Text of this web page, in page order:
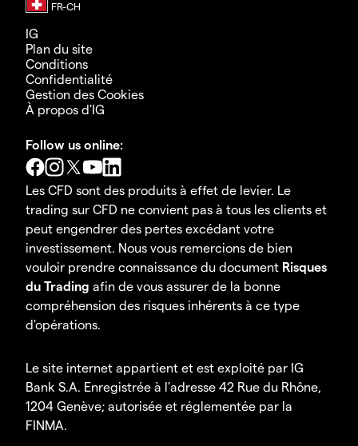
IG
Plan du site
Conditions
Confidentialité
Gestion des Cookies
À propos d'IG
Follow us online:
Les CFD sont des produits à effet de levier. Le
trading sur CFD ne convient pas à tous les clients et
peut engendrer des pertes excédant votre
investissement. Nous vous remercions de bien
vouloir prendre connaissance du document Risques
du Trading afin de vous assurer de la bonne
compréhension des risques inhérents à ce type
d'opérations.
Le site internet appartient et est exploité par IG
Bank S.A. Enregistrée à l'adresse 42 Rue du Rhône,
1204 Genève; autorisée et réglementée par la
FINMA.